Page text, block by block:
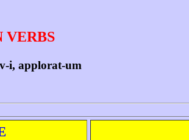
VERBS
i, applorat-um